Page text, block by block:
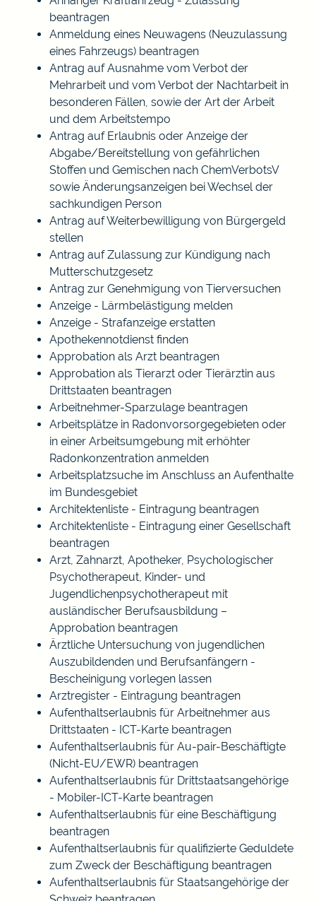
beantragen
Anmeldung eines Neuwagens (Neuzulassung
eines Fahrzeugs) beantragen
Antrag auf Ausnahme vom Verbot der
Mehrarbeit und vom Verbot der Nachtarbeit in
besonderen Fällen, sowie der Art der Arbeit
und dem Arbeitstempo
Antrag auf Erlaubnis oder Anzeige der
Abgabe/Bereitstellung von gefährlichen
Stoffen und Gemischen nach ChemVerbotsV
sowie Änderungsanzeigen bei Wechsel der
sachkundigen Person
Antrag auf Weiterbewilligung von Bürgergeld
stellen
Antrag auf Zulassung zur Kündigung nach
Mutterschutzgesetz
Antrag zur Genehmigung von Tierversuchen
Anzeige - Lärmbelästigung melden
Anzeige - Strafanzeige erstatten
Apothekennotdienst finden
Approbation als Arzt beantragen
Approbation als Tierarzt oder Tierärztin aus
Drittstaaten beantragen
Arbeitnehmer-Sparzulage beantragen
Arbeitsplätze in Radonvorsorgegebieten oder
in einer Arbeitsumgebung mit erhöhter
Radonkonzentration anmelden
Arbeitsplatzsuche im Anschluss an Aufenthalte
im Bundesgebiet
Architektenliste - Eintragung beantragen
Architektenliste - Eintragung einer Gesellschaft
beantragen
Arzt, Zahnarzt, Apotheker, Psychologischer
Psychotherapeut, Kinder- und
Jugendlichenpsychotherapeut mit
ausländischer Berufsausbildung –
Approbation beantragen
Ärztliche Untersuchung von jugendlichen
Auszubildenden und Berufsanfängern -
Bescheinigung vorlegen lassen
Arztregister - Eintragung beantragen
Aufenthaltserlaubnis für Arbeitnehmer aus
Drittstaaten - ICT-Karte beantragen
Aufenthaltserlaubnis für Au-pair-Beschäftigte
(Nicht-EU/EWR) beantragen
Aufenthaltserlaubnis für Drittstaatsangehörige
- Mobiler-ICT-Karte beantragen
Aufenthaltserlaubnis für eine Beschäftigung
beantragen
Aufenthaltserlaubnis für qualifizierte Geduldete
zum Zweck der Beschäftigung beantragen
Aufenthaltserlaubnis für Staatsangehörige der